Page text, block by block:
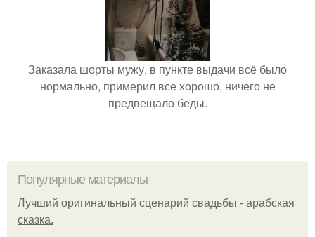
Заказала шорты мужу, в пункте выдачи всё было
нормально, примерил все хорошо, ничего не
предвещало беды.
Популярные материалы
Лучший оригинальный сценарий свадьбы - арабская
сказка.